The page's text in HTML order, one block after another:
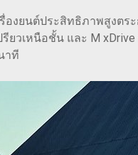
งยนต์ประสิทธิภาพสูงตร
ยวเหนือชั้น และ M
าที